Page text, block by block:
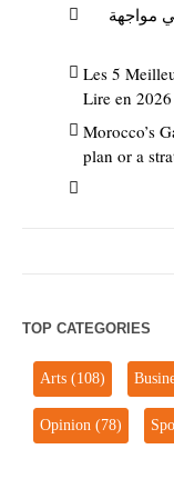
في مواجهة
Les 5
Lire en 2026
Morocco’s
plan or a
TOP CATEGORIES
Arts (108)
Opinion (78)